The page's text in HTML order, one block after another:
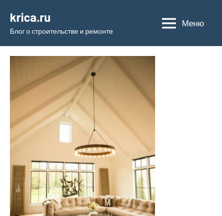
содержимому
krica.ru
Блог о строительстве и ремонте
Меню